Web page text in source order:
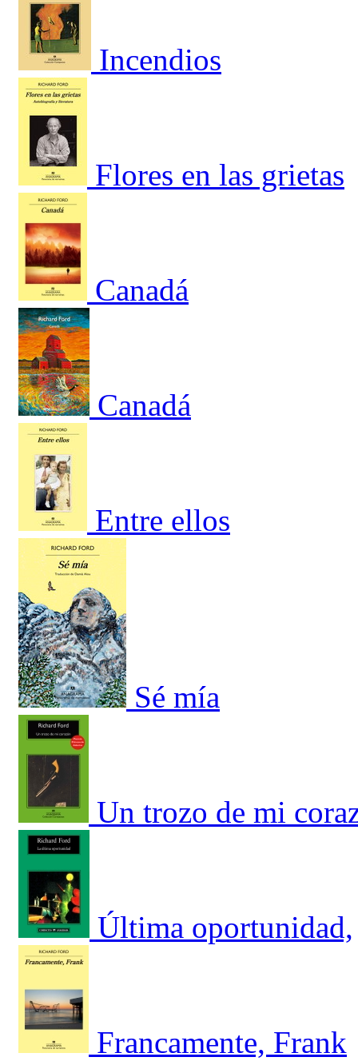
Incendios
Flores en las grietas
Canadá
Canadá
Entre ellos
Sé mía
Un trozo de mi
Última oportunidad,
Francamente, Frank